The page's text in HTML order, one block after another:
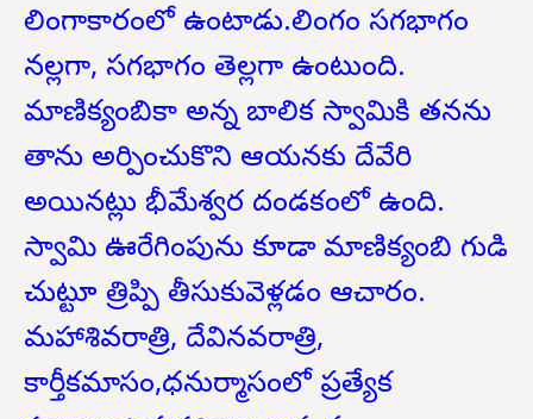
లింగాకారంలో ఉంటాడు.లింగం సగభాగం
నల్లగా, సగభాగం తెల్లగా ఉంటుంది.
మాణిక్యంబికా అన్న బాలిక స్వామికి తనను
తాను అర్పించుకొని ఆయనకు దేవేరి
అయినట్లు భీమేశ్వర దండకంలో ఉంది.
స్వామి ఊరేగింపును కూడా మాణిక్యంబి గుడి
చుట్టూ త్రిప్పి తీసుకువెళ్లడం ఆచారం.
మహాశివరాత్రి, దేవినవరాత్రి,
కార్తీకమాసం,ధనుర్మాసంలో ప్రత్యేక